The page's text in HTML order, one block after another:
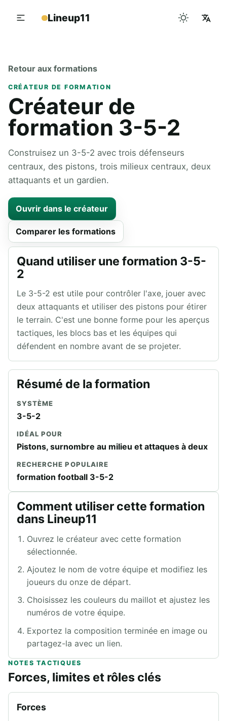
Lineup11
Retour aux formations
CRÉATEUR DE FORMATION
Créateur de
formation 3-5-2
Construisez un 3-5-2 avec trois défenseurs
centraux, des pistons, trois milieux centraux, deux
attaquants et un gardien.
Ouvrir dans le créateur
Comparer les formations
Quand utiliser une formation 3-5-
2
Le 3-5-2 est utile pour contrôler l'axe, jouer avec
deux attaquants et utiliser des pistons pour étirer
le terrain. C'est une bonne forme pour les aperçus
tactiques, les blocs bas et les équipes qui
défendent en nombre avant de se projeter.
Résumé de la formation
SYSTÈME
3-5-2
IDÉAL POUR
Pistons, surnombre au milieu et attaques à deux
RECHERCHE POPULAIRE
formation football 3-5-2
Comment utiliser cette formation
dans Lineup11
Ouvrez le créateur avec cette formation
sélectionnée.
Ajoutez le nom de votre équipe et modifiez les
joueurs du onze de départ.
Choisissez les couleurs du maillot et ajustez les
numéros de votre équipe.
Exportez la composition terminée en image ou
partagez-la avec un lien.
NOTES TACTIQUES
Forces, limites et rôles clés
Forces